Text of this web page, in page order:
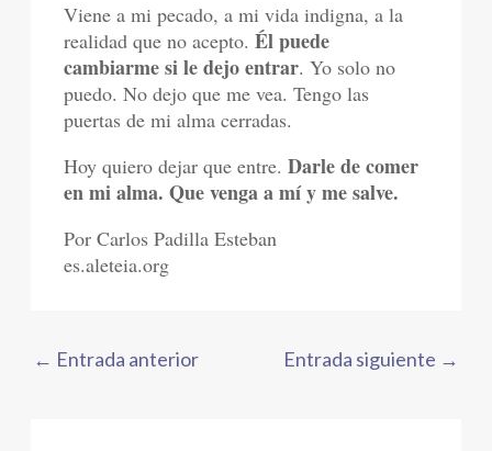
Viene a mi pecado, a mi vida indigna, a la
realidad que no acepto.Él puede
cambiarme si le dejo entrar. Yo solo no
puedo. No dejo que me vea. Tengo las
puertas de mi alma cerradas.
Hoy quiero dejar que entre.Darle de comer
en mi alma. Que venga a mí y me salve.
Por Carlos Padilla Esteban
es.aleteia.org
← Entrada anterior Entrada siguiente →